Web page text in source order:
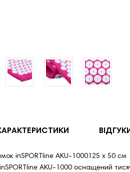
ВІДГУКИ
inSPORTline AKU-1000125 x 50 см
AKU-1000 оснащений